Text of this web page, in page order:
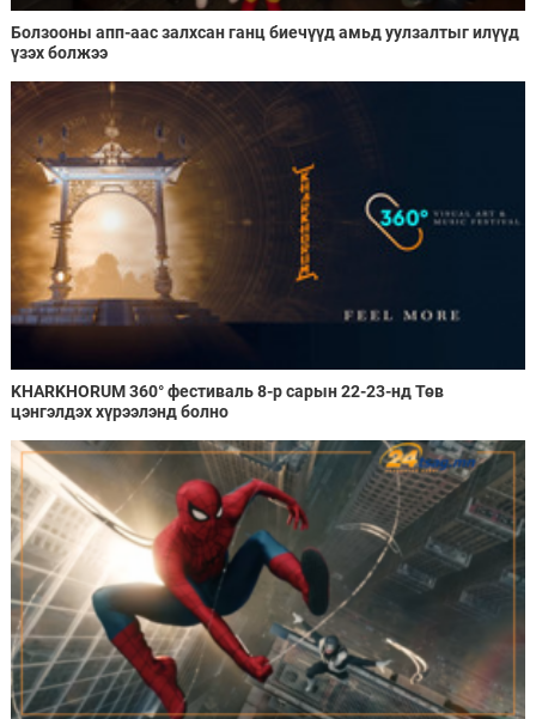
Болзооны апп-аас залхсан ганц биечүүд амьд уулзалтыг илүүд
үзэх болжээ
KHARKHORUM 360° фестиваль 8-р сарын 22-23-нд Төв
цэнгэлдэх хүрээлэнд болно